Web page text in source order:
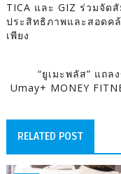
TICA และ GIZ ร่วมจัด
ประสิทธิภาพและสอดค
เพียง
“ยูเมะพลัส” แถ
Umay+ MONEY
RELATED POST